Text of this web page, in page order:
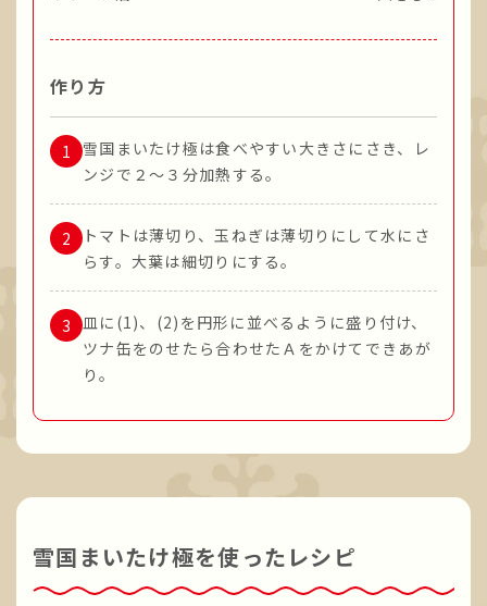
作り方
雪国まいたけ極は食べやすい大きさにさき、レ
ンジで２～３分加熱する。
トマトは薄切り、玉ねぎは薄切りにして水にさ
らす。大葉は細切りにする。
皿に(1)、(2)を円形に並べるように盛り付け、
ツナ缶をのせたら合わせたＡをかけてできあが
り。
雪国まいたけ極を使ったレシピ